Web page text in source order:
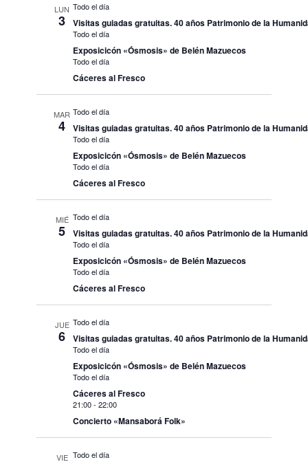
LUN
3
Todo el día
Visitas guiadas gratuitas. 40 años Patrimonio de la
Todo el día
Exposicicón «Ósmosis» de Belén Mazuecos
Todo el día
Cáceres al Fresco
MAR
4
Todo el día
Visitas guiadas gratuitas. 40 años Patrimonio de la
Todo el día
Exposicicón «Ósmosis» de Belén Mazuecos
Todo el día
Cáceres al Fresco
MIÉ
5
Todo el día
Visitas guiadas gratuitas. 40 años Patrimonio de la
Todo el día
Exposicicón «Ósmosis» de Belén Mazuecos
Todo el día
Cáceres al Fresco
JUE
6
Todo el día
Visitas guiadas gratuitas. 40 años Patrimonio de la
Todo el día
Exposicicón «Ósmosis» de Belén Mazuecos
Todo el día
Cáceres al Fresco
21:00-22:00
Concierto «Mansaborá Folk»
VIE Todo el día